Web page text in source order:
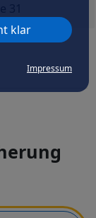
klar
Impressum